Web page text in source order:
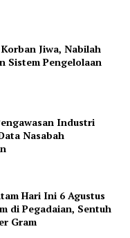
Jiwa, Nabilah
Sistem Pengelolaan
Industri
Nasabah
Hari Ini 6 Agustus
di Pegadaian, Sentuh
Gram